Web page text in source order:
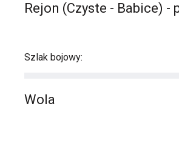
Rejon (Czyste - Babice) -
Szlak bojowy:
Wola